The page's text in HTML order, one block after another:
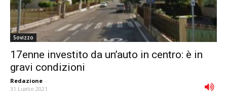
Sovizzo
17enne investito da un’auto in centro: è in
gravi condizioni
Redazione -
31 Luglio 2021